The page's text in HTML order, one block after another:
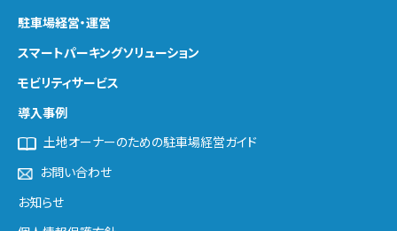
駐車場経営・運営
スマートパーキングソリューション
モビリティサービス
導入事例
土地オーナーのための駐車場経営ガイド
お問い合わせ
お知らせ